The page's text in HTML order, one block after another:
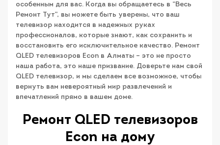
особенным для вас. Когда вы обращаетесь в “Весь
Ремонт Тут”, вы можете быть уверены, что ваш
телевизор находится в надежных руках
профессионалов, которые знают, как сохранить и
восстановить его исключительное качество. Ремонт
QLED телевизоров Econ в Алматы – это не просто
наша работа, это наше призвание. Доверьте нам свой
QLED телевизор, и мы сделаем все возможное, чтобы
вернуть вам невероятный мир развлечений и
впечатлений прямо в вашем доме.
Ремонт QLED телевизоров
Econ на дому